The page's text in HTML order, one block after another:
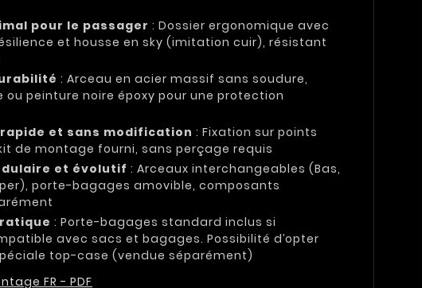
pour le passager : Dossier ergonomique avec
et housse en sky (imitation cuir), résistant
: Arceau en acier massif sans soudure,
peinture noire époxy pour une protection
et sans modification : Fixation sur points
de montage fourni, sans perçage requis
et évolutif : Arceaux interchangeables (Bas,
porte-bagages amovible, composants
: Porte-bagages standard inclus si
avec sacs et bagages. Possibilité d’opter
top-case (vendue séparément)
FR - PDF